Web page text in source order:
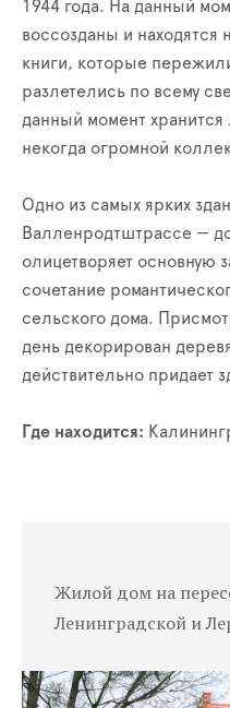
1944 года. На данный
воссозданы и находятся
книги, которые
разлетелись по всему
данный момент
некогда огромной
Одно из самых ярких
Валленродтштрассе —
олицетворяет основную
сочетание
сельского дома.
день декорирован
действительно придает
Где находится:
Жилой дом на
Ленинградской и